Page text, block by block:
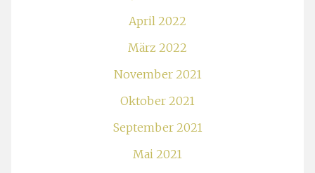
April 2022
März 2022
November 2021
Oktober 2021
September 2021
Mai 2021